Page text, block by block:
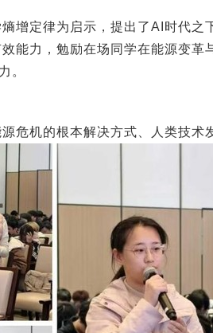
增定律为启示，提出了AI 时代之
能力，勉励在场同学在能源变
。
危机的根本解决方式、人类技